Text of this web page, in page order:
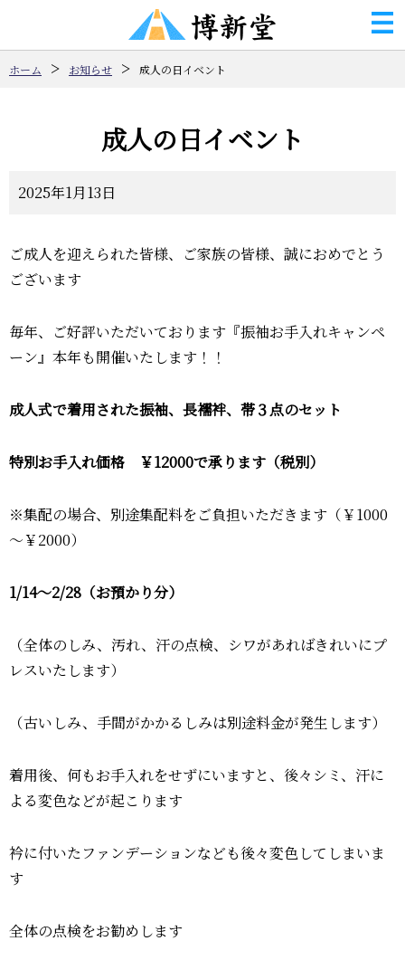
ホーム お知らせ 成人の日イベント
成人の日イベント
2025年1月13日
ご成人を迎えられた皆様、ご家族の皆様、誠におめでとう
ございます
毎年、ご好評いただいております『振袖お手入れキャンペ
ーン』本年も開催いたします！！
成人式で着用された振袖、長襦袢、帯３点のセット
特別お手入れ価格 ￥12000で承ります（税別）
※集配の場合、別途集配料をご負担いただきます（￥1000
～￥2000）
1/14～2/28（お預かり分）
（全体のしみ、汚れ、汗の点検、シワがあればきれいにプ
レスいたします）
（古いしみ、手間がかかるしみは別途料金が発生します）
着用後、何もお手入れをせずにいますと、後々シミ、汗に
よる変色などが起こります
衿に付いたファンデーションなども後々変色してしまいま
す
全体の点検をお勧めします